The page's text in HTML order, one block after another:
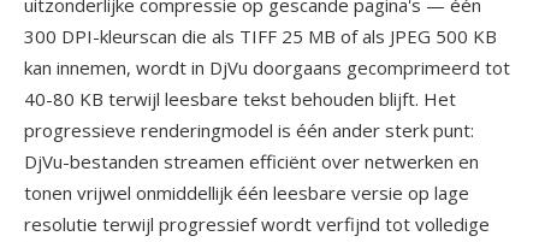
uitzonderlijke compressie op gescande pagina's — één
300 DPI-kleurscan die als TIFF 25 MB of als JPEG 500 KB
kan innemen, wordt in DjVu doorgaans gecomprimeerd tot
40-80 KB terwijl leesbare tekst behouden blijft. Het
progressieve renderingmodel is één ander sterk punt:
DjVu-bestanden streamen efficiënt over netwerken en
tonen vrijwel onmiddellijk één leesbare versie op lage
resolutie terwijl progressief wordt verfijnd tot volledige